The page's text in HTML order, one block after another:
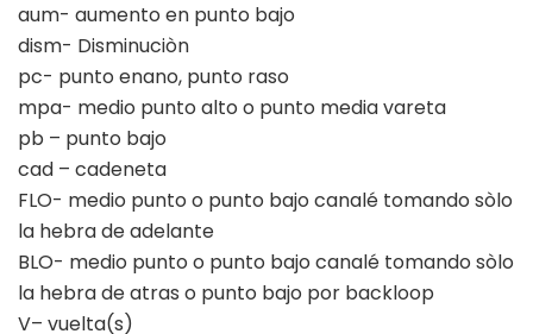
aum- aumento en punto bajo
dism- Disminuciòn
pc- punto enano, punto raso
mpa- medio punto alto o punto media vareta
pb – punto bajo
cad – cadeneta
FLO- medio punto o punto bajo canalé tomando sòlo
la hebra de adelante
BLO- medio punto o punto bajo canalé tomando sòlo
la hebra de atras o punto bajo por backloop
V– vuelta(s)